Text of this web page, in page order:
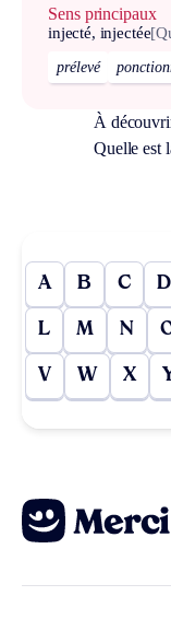
Sens principaux
injecté, injectée
prélevé
À
Quelle est
A B C D
L M N
V W X